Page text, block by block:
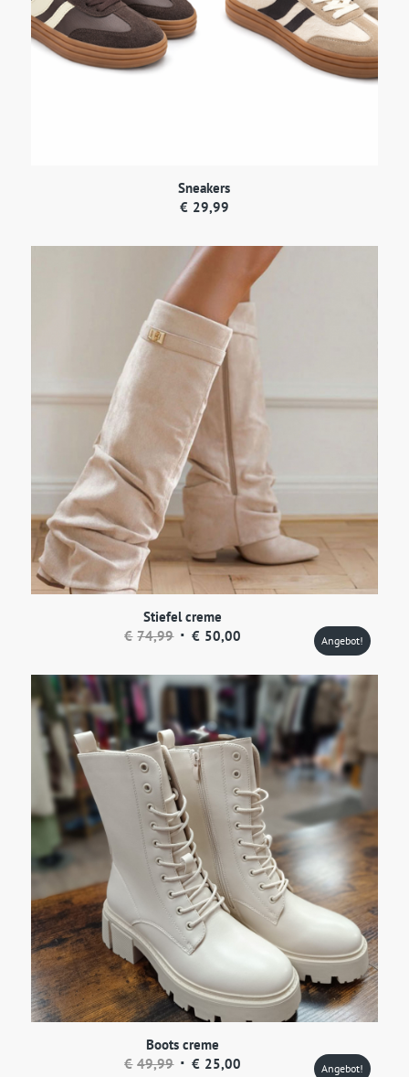
Sneakers
€ 29,99
Stiefel creme
€ 74,99 Ursprünglicher
war:
€74,99
€ 50,00
ist:
€50,00.
Angebot!
Boots creme
€ 49,99 Ursprünglicher
€ 25,00 Angebot!